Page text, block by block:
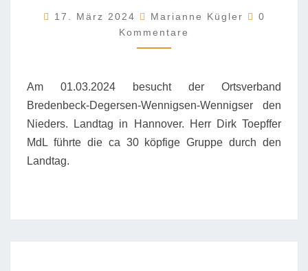
WENNIGSER
MARK
17. März 2024 Marianne Kügler
0
Kommentare
Am 01.03.2024 besucht der Ortsverband
Bredenbeck-Degersen-Wennigsen-Wennigser den
Nieders. Landtag in Hannover. Herr Dirk Toepffer
MdL führte die ca 30 köpfige Gruppe durch den
Landtag.